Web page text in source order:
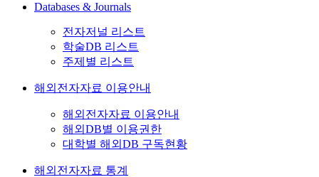
Databases & Journals
전자저널 리스트
학술DB 리스트
주제별 리스트
해외전자자료 이용안내
해외전자자료 이용안내
해외DB별 이용권한
대학별 해외DB 구독현황
해외전자자료 통계